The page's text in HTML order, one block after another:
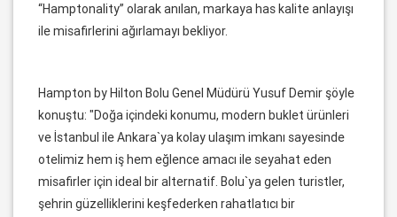
“Hamptonality” olarak anılan, markaya has kalite anlayışı
ile misafirlerini ağırlamayı bekliyor.
Hampton by Hilton Bolu Genel Müdürü Yusuf Demir şöyle
konuştu: "Doğa içindeki konumu, modern buklet ürünleri
ve İstanbul ile Ankara`ya kolay ulaşım imkanı sayesinde
otelimiz hem iş hem eğlence amacı ile seyahat eden
misafirler için ideal bir alternatif. Bolu`ya gelen turistler,
şehrin güzelliklerini keşfederken rahatlatıcı bir